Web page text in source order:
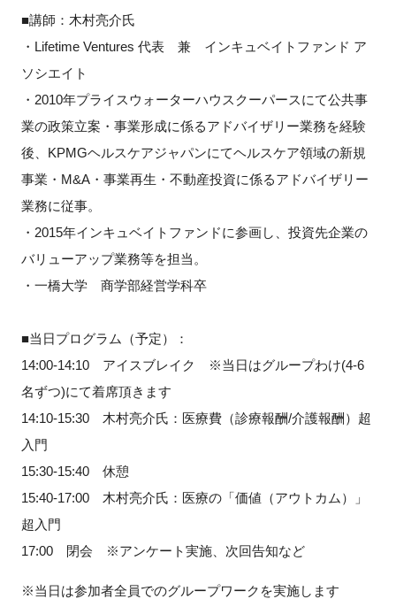
■講師：木村亮介氏
・Lifetime Ventures 代表 兼 インキュベイトファンド ア
ソシエイト
・2010年プライスウォーターハウスクーパースにて公共事
業の政策立案・事業形成に係るアドバイザリー業務を経験
後、KPMGヘルスケアジャパンにてヘルスケア領域の新規
事業・M&A・事業再生・不動産投資に係るアドバイザリー
業務に従事。
・2015年インキュベイトファンドに参画し、投資先企業の
バリューアップ業務等を担当。
・一橋大学 商学部経営学科卒
■当日プログラム（予定）：
14:00-14:10 アイスブレイク ※当日はグループわけ(4-6
名ずつ)にて着席頂きます
14:10-15:30 木村亮介氏：医療費（診療報酬/介護報酬）超
入門
15:30-15:40 休憩
15:40-17:00 木村亮介氏：医療の「価値（アウトカム）」
超入門
17:00 閉会 ※アンケート実施、次回告知など
※当日は参加者全員でのグループワークを実施します